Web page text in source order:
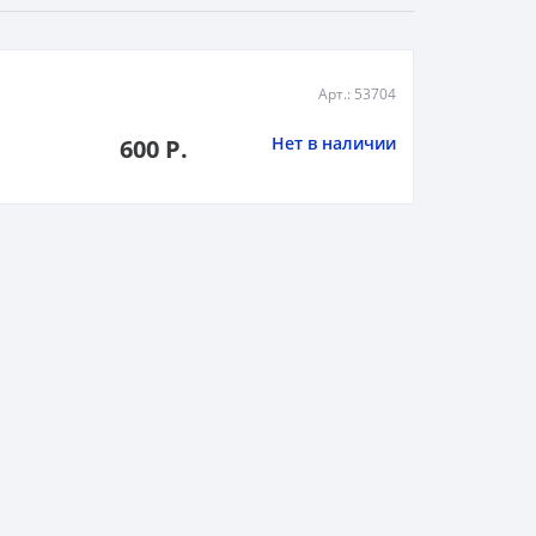
Арт.: 53704
600 Р. Нет в наличии